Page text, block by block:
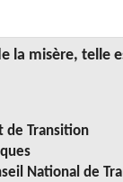
la misère, telle
de Transition
National de